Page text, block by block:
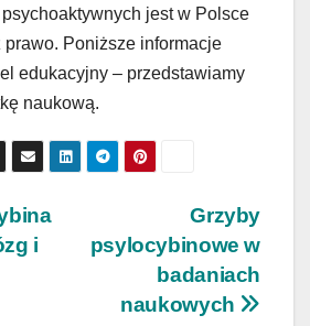
jest w Polsce
Poniższe informacje
edukacyjny – przedstawiamy
naukową.
Grzyby
psylocybinowe w
badaniach
naukowych
i